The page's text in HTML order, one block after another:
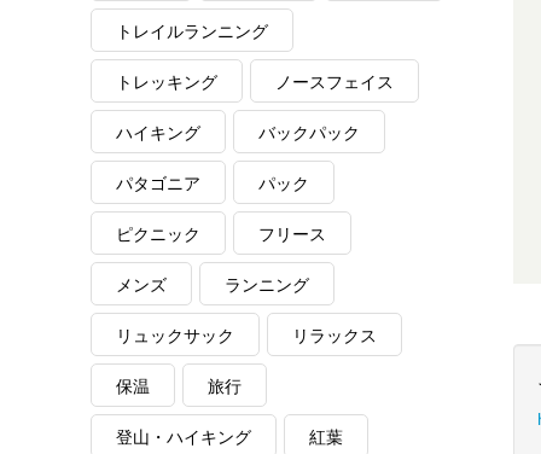
トレイルランニング
トレッキング ノースフェイス
ハイキング バックパック
パタゴニア パック
ピクニック フリース
メンズ ランニング
リュックサック リラックス
保温 旅行
登山・ハイキング 紅葉